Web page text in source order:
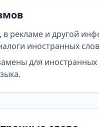
рекламе и другой
иностранных
для